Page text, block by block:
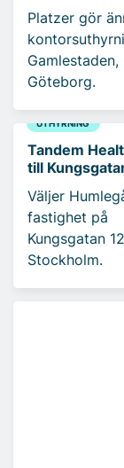
Platzer gör
Gamlestaden,
Göteborg.
UTHYRNING
Tandem
till
Väljer
fastighet på
Kungsgatan
Stockholm.